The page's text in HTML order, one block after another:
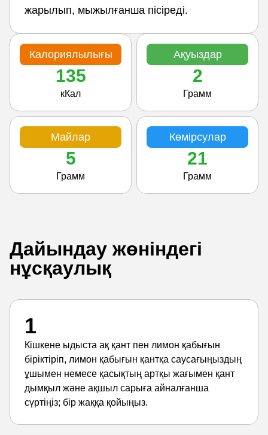
жарылып, мыжылғанша пісіреді.
Калориялылығы
135
кКал
Ақуыздар
2
Грамм
Майлар
5
Грамм
Көмірсулар
21
Грамм
Дайындау жөніндегі
нұсқаулық
1
Кішкене ыдыста ақ қант пен лимон қабығын
біріктіріп, лимон қабығын қантқа саусағыңыздың
ұшымен немесе қасықтың артқы жағымен қант
дымқыл және ақшыл сарыға айналғанша
сүртіңіз; бір жаққа қойыңыз.